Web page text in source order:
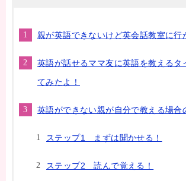
親が英語できないけど英会話教室に行
英語が話せるママ友に英語を教えるタ
てみたよ！
英語ができない親が自分で教える場合
ステップ1 まずは聞かせる！
ステップ2 読んで覚える！